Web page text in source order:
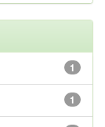
1
1